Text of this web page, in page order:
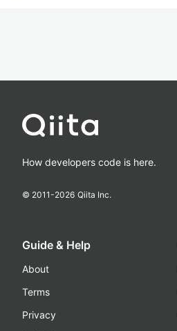
How developers code is here.
© 2011-2026 Qiita Inc.
Guide & Help
About
Terms
Privacy